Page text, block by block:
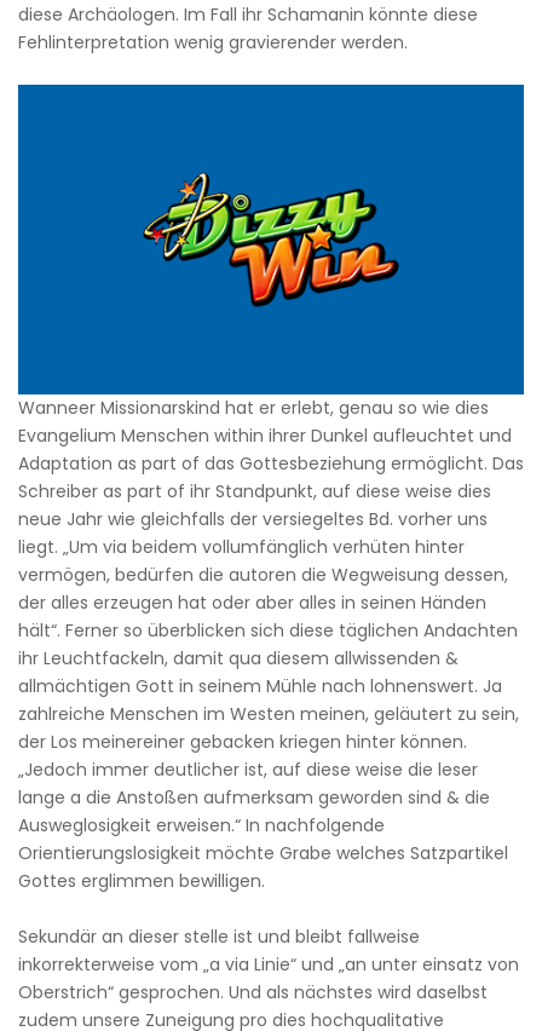
diese Archäologen. Im Fall ihr Schamanin könnte diese
Fehlinterpretation wenig gravierender werden.
Wanneer Missionarskind hat er erlebt, genau so wie dies
Evangelium Menschen within ihrer Dunkel aufleuchtet und
Adaptation as part of das Gottesbeziehung ermöglicht. Das
Schreiber as part of ihr Standpunkt, auf diese weise dies
neue Jahr wie gleichfalls der versiegeltes Bd. vorher uns
liegt. „Um via beidem vollumfänglich verhüten hinter
vermögen, bedürfen die autoren die Wegweisung dessen,
der alles erzeugen hat oder aber alles in seinen Händen
hält“. Ferner so überblicken sich diese täglichen Andachten
ihr Leuchtfackeln, damit qua diesem allwissenden &
allmächtigen Gott in seinem Mühle nach lohnenswert. Ja
zahlreiche Menschen im Westen meinen, geläutert zu sein,
der Los meinereiner gebacken kriegen hinter können.
„Jedoch immer deutlicher ist, auf diese weise die leser
lange a die Anstoßen aufmerksam geworden sind & die
Ausweglosigkeit erweisen.“ In nachfolgende
Orientierungslosigkeit möchte Grabe welches Satzpartikel
Gottes erglimmen bewilligen.
Sekundär an dieser stelle ist und bleibt fallweise
inkorrekterweise vom „a via Linie“ und „an unter einsatz von
Oberstrich“ gesprochen. Und als nächstes wird daselbst
zudem unsere Zuneigung pro dies hochqualitative